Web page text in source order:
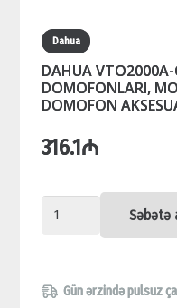
Dahua
DAHUA
DOMOFONLARI,
DOMOFON
316.1 ₼
DAHUA
VTO2000A-
MODUL
Səbətə
Gün ərzində pulsuz